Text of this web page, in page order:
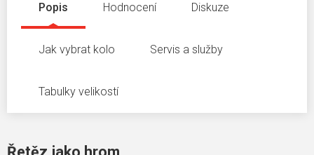
Popis Hodnocení Diskuze
Jak vybrat kolo Servis a služby
Tabulky velikostí